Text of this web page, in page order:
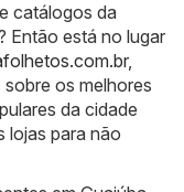
catálogos da
Então está no lugar
,
os melhores
da cidade
lojas para não